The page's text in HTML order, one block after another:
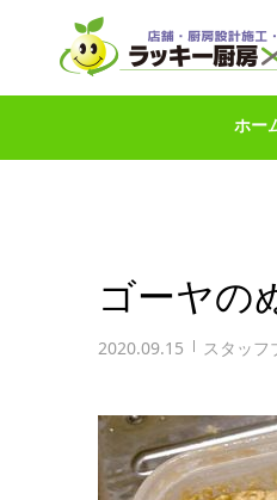
ホー
ゴーヤの
2020.09.15 スタッフ